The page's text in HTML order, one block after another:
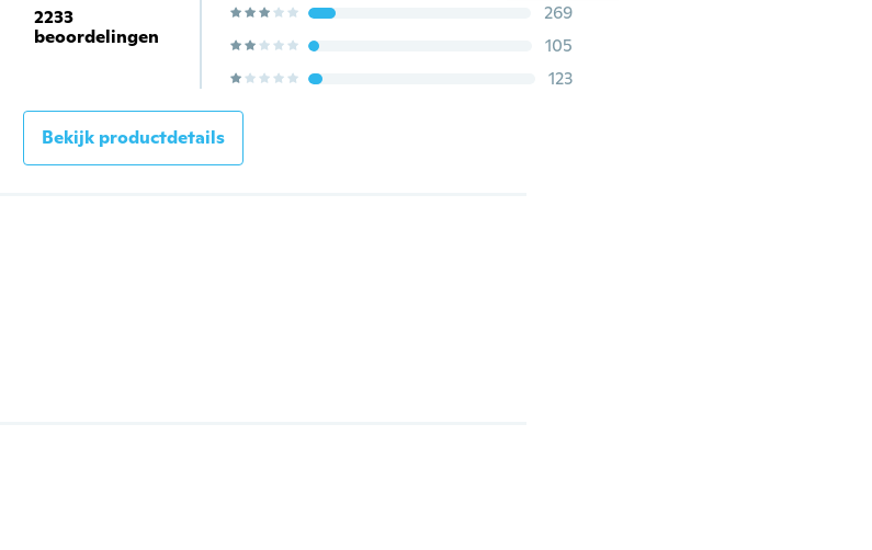
2233
beoordelingen
269
105
123
Bekijk productdetails